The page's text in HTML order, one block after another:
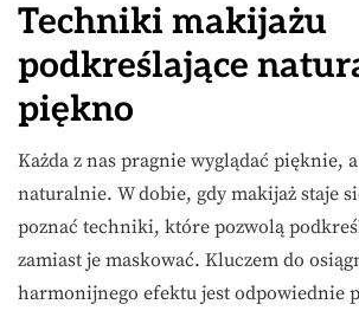
Techniki makijażu
podkreślające
piękno
Każda z nas pragnie wyglądać pięknie,
naturalnie. W dobie, gdy makijaż staje
poznać techniki, które pozwolą
zamiast je maskować. Kluczem do
harmonijnego efektu jest odpowiednie